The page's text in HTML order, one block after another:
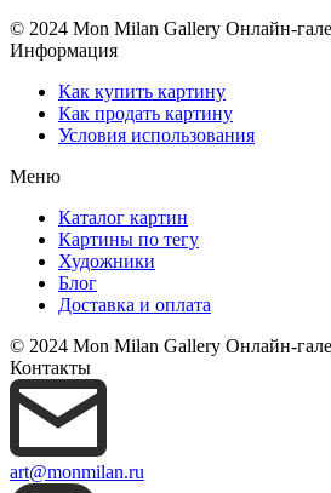
© 2024 Mon Milan Gallery Онлайн-
Информация
Как купить картину
Как продать картину
Условия использования
Меню
Каталог картин
Картины по тегу
Художники
Блог
Доставка и оплата
© 2024 Mon Milan Gallery Онлайн-
Контакты
art@monmilan.ru